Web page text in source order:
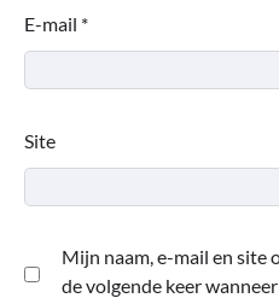
E-mail *
Site
Mijn naam, e-mail en site
de volgende keer